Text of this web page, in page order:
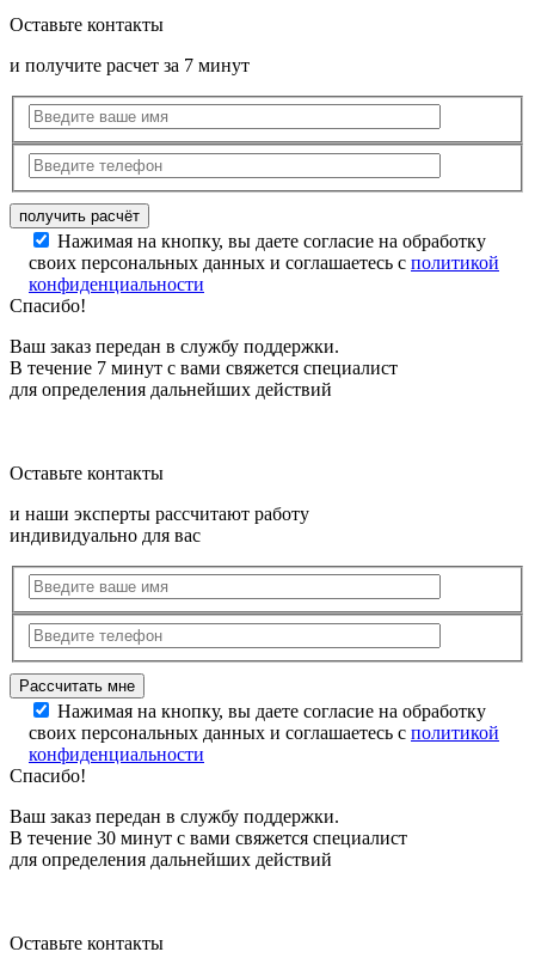
Оставьте контакты
и получите расчет за 7 минут
Нажимая на кнопку, вы даете согласие на обработку
своих персональных данных и соглашаетесь с политикой
конфиденциальности
Спасибо!
Ваш заказ передан в службу поддержки.
В течение 7 минут с вами свяжется специалист
для определения дальнейших действий
Оставьте контакты
и наши эксперты рассчитают работу
индивидуально для вас
Нажимая на кнопку, вы даете согласие на обработку
своих персональных данных и соглашаетесь с политикой
конфиденциальности
Спасибо!
Ваш заказ передан в службу поддержки.
В течение 30 минут с вами свяжется специалист
для определения дальнейших действий
Оставьте контакты